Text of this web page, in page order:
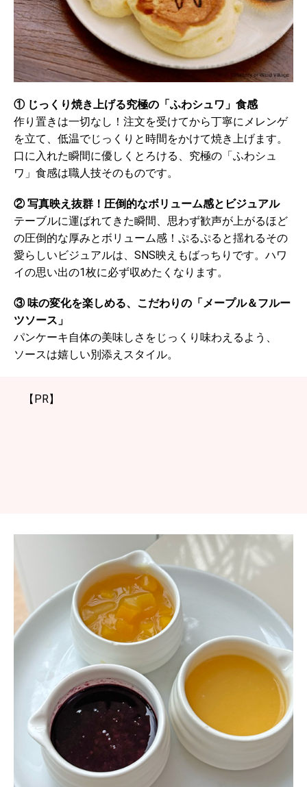
① じっくり焼き上げる究極の「ふわシュワ」食感
作り置きは一切なし！注文を受けてから丁寧にメレンゲ
を立て、低温でじっくりと時間をかけて焼き上げます。
口に入れた瞬間に優しくとろける、究極の「ふわシュ
ワ」食感は職人技そのものです。
② 写真映え抜群！圧倒的なボリューム感とビジュアル
テーブルに運ばれてきた瞬間、思わず歓声が上がるほど
の圧倒的な厚みとボリューム感！ぷるぷると揺れるその
愛らしいビジュアルは、SNS映えもばっちりです。ハワ
イの思い出の1枚に必ず収めたくなります。
③ 味の変化を楽しめる、こだわりの「メープル＆フルー
ツソース」
パンケーキ自体の美味しさをじっくり味わえるよう、
ソースは嬉しい別添えスタイル。
【PR】